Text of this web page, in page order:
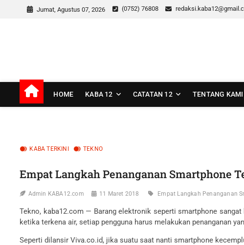
Jumat, Agustus 07, 2026 (0752) 76808
kaba12
HOME KABA 12 CATATAN 12 TENTANG KAMI
KABA TERKINI TEKNO
Empat Langkah Penanganan Smartphone
Admin KABA12.com 11 Maret 2018 Empat Langkah Penanganan
Tekno, kaba12.com — Barang elektronik seperti smartphone
ketika terkena air, setiap pengguna harus melakukan penanganan
Seperti dilansir Viva.co.id, jika suatu saat nanti smartphone